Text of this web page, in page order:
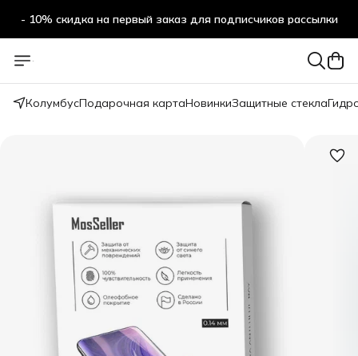
- 10% скидка на первый заказ для подписчиков рассылки
КолумбусПодарочная картаНовинкиЗащитные стекла